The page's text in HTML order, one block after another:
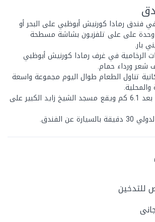
فندق رمادا كورنيش أبوظبي على البحر أو
وحدة على على تلفزيون بشاشة مسطحة
بار.
الرخامية في غرف رمادا كورنيش أبوظبي
ورداء حمام.
تناول الطعام طوال اليوم مجموعة واسعة
يقع مارينا مول على بعد 6.1 كم ويقع مسجد الشيخ زايد الكبير على
عن الفندق.
للتدخين